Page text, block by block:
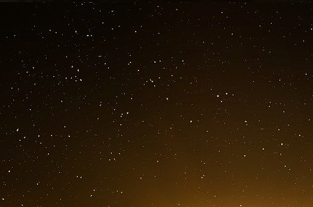
chèques, il est condamné à trois ans de
à Montréal.
Relâché le 30 juillet 1910, après moins de
aux Etats-Unis. Dix jours après sa
d’introduire illégalement cinq Italiens sans
jusqu’en 1912.
Quand il ressort, son désir de devenir
arrive à Boston. Il tombe amoureux de Rose
et légumes. Il l’épouse. « La plus belle
l’existence, c’est pour elle. Elle n’est pas
cœur », déclare-t-il au New York Times le 29